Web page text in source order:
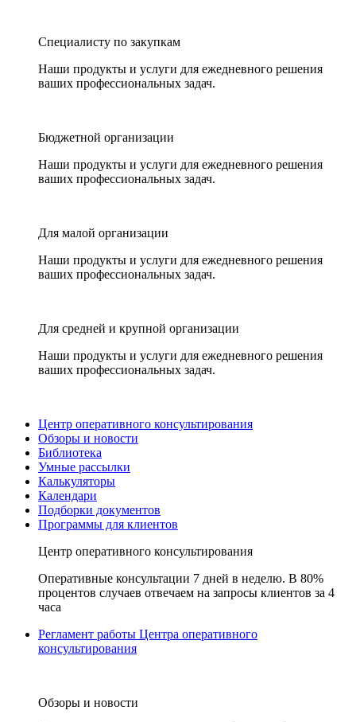
Специалисту по закупкам
Наши продукты и услуги для ежедневного решения
ваших профессиональных задач.
Бюджетной организации
Наши продукты и услуги для ежедневного решения
ваших профессиональных задач.
Для малой организации
Наши продукты и услуги для ежедневного решения
ваших профессиональных задач.
Для средней и крупной организации
Наши продукты и услуги для ежедневного решения
ваших профессиональных задач.
Центр оперативного консультирования
Обзоры и новости
Библиотека
Умные рассылки
Калькуляторы
Календари
Подборки документов
Программы для клиентов
Центр оперативного консультирования
Оперативные консультации 7 дней в неделю. В 80%
процентов случаев отвечаем на запросы клиентов за 4
часа
Регламент работы Центра оперативного
консультирования
Обзоры и новости